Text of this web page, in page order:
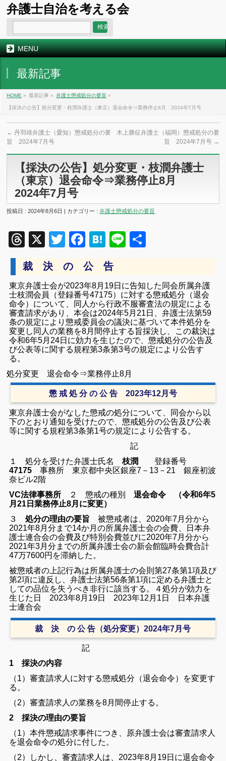
弁護士自治を考える会
MENU
最新記事
HOME » 最新記事 » 弁護士懲戒処分の要旨 »
【採決の公告】処分変更・枝潤弁護士（東京）退会命令⇒業務停止8月 2024年7月号
← 丹羽靖弁護士（愛知）懲戒処分の要
旨 2024年7月号
木上勝征弁護士（福岡）懲戒処分の要
旨 2024年7月号 →
【採決の公告】処分変更・枝潤弁護士
（東京）退会命令⇒業務停止8月
2024年7月号
投稿日 : 2024年8月6日 | カテゴリー :弁護士懲戒処分の要旨
Threads
X TwitterFacebook
Hatena
Line
裁 決 の 公 告
東京弁護士会が2023年8月19日に告知した同会所属弁護
士枝潤会員（登録番号47175）に対する懲戒処分（退会
命令）について、同人から行政不服審査法の規定による
審査請求があり、本会は2024年5月21日、弁護士法第59
条の規定により懲戒委員会の議決に基づいて本件処分を
変更し同人の業務を8月間停止する旨採決し、この裁決は
令和6年5月24日に効力を生じたので、懲戒処分の公告及
び公表等に関する規程第3条第3号の規定により公告す
る。
処分変更 退会命令⇒業務停止8月
懲 戒 処 分 の 公 告 2023年12月号
東京弁護士会がなした懲戒の処分について、同会から以
下のとおり通知を受けたので、懲戒処分の公告及び公表
等に関する規程第3条第1号の規定により公告する。
記
１ 処分を受けた弁護士氏名
枝潤登録番号
47175事務所 東京都中央区銀座7－13－21 銀座初波
奈ビル2階
VC法律事務所
２ 懲戒の種別退会命令 （令和6年5
月21日業務停止8月に変更）
３処分の理由の要旨被懲戒者は、2020年7月分から
2021年8月分まで14か月の所属弁護士会の会費、日本弁
護士連合会の会費及び特別会費並びに2020年7月分から
2021年3月分までの所属弁護士会の新会館臨時会費合計
47万7600円を滞納した。
被懲戒者の上記行為は所属弁護士の会則第27条第1項及び
第2項に違反し、弁護士法第56条第1項に定める弁護士と
しての品位を失うべき非行に該当する。４処分が効力を
生じた日 2023年8月19日 2023年12月1日 日本弁護
士連合会
裁 決 の 公 告（処分変更）2024年7月号
記
1 採決の内容
（1）審査請求人に対する懲戒処分（退会命令）を変更す
る。
（2）審査請求人の業務を8月間停止する。
2 採決の理由の要旨
（1）本件懲戒請求事件につき、原弁護士会は審査請求人
を退会命令の処分に付した。
（2）しかし、審査請求人は、2023年8月19日に退会命令